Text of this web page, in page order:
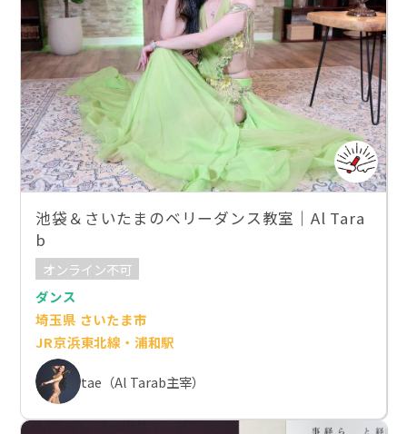
池袋＆さいたまのベリーダンス教室｜Al Tara
b
オンライン不可
ダンス
埼玉県 さいたま市
JR京浜東北線・浦和駅
tae（Al Tarab主宰）